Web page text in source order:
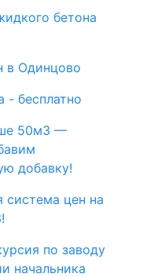
бетона
в Одинцово
- бесплатно
50м3 —
добавку!
система цен на
по заводу
начальника